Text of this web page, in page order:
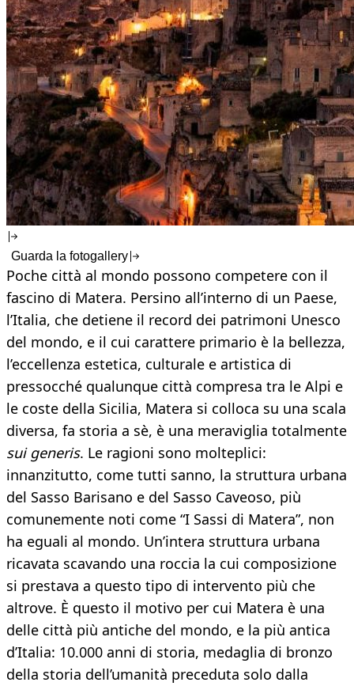
Guarda la fotogallery
Poche città al mondo possono competere con il
fascino di Matera. Persino all’interno di un Paese,
l’Italia, che detiene il record dei patrimoni Unesco
del mondo, e il cui carattere primario è la bellezza,
l’eccellenza estetica, culturale e artistica di
pressocché qualunque città compresa tra le Alpi e
le coste della Sicilia, Matera si colloca su una scala
diversa, fa storia a sè, è una meraviglia totalmente
sui generis. Le ragioni sono molteplici:
innanzitutto, come tutti sanno, la struttura urbana
del Sasso Barisano e del Sasso Caveoso, più
comunemente noti come “I Sassi di Matera”, non
ha eguali al mondo. Un’intera struttura urbana
ricavata scavando una roccia la cui composizione
si prestava a questo tipo di intervento più che
altrove. È questo il motivo per cui Matera è una
delle città più antiche del mondo, e la più antica
d’Italia: 10.000 anni di storia, medaglia di bronzo
della storia dell’umanità preceduta solo dalla